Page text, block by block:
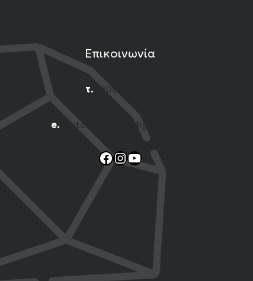
Επικοινωνία
τ. 2106001444
e. n.titomichelakis@gmail.com
Facebook
Instagram
YouTube